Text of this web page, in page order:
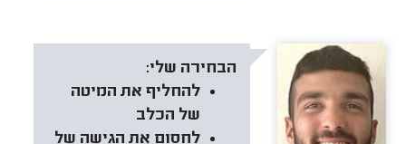
הבחירה שלי:
להחליף את המיטה
של הכלב
לחסום את הגישה של